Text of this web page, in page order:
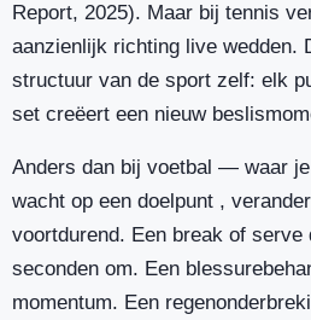
Report, 2025). Maar bij tennis
aanzienlijk richting live wedden.
structuur van de sport zelf: elk
set creëert een nieuw
Anders dan bij voetbal — waar
wacht op een doelpunt ,
voortdurend. Een break of serve
seconden om. Een
momentum. Een